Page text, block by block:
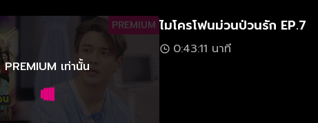
PREMIUM
PREMIUM เท่านั้น
ไมโครโฟนม่วนป่วนรัก EP.7
0:43:11 นาที